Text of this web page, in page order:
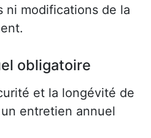
ni modifications de la
obligatoire
et la longévité de
entretien annuel